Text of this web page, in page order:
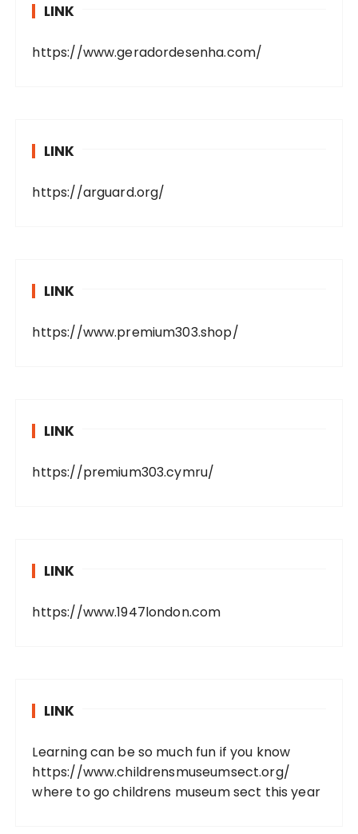
LINK
https://www.geradordesenha.com/
LINK
https://arguard.org/
LINK
https://www.premium303.shop/
LINK
https://premium303.cymru/
LINK
https://www.1947london.com
LINK
Learning can be so much fun if you know
https://www.childrensmuseumsect.org/
where to go childrens museum sect this year